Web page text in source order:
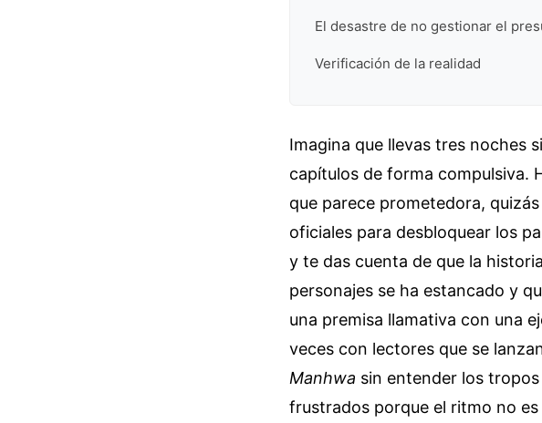
El desastre de no gestionar el
Verificación de la realidad
Imagina que llevas tres noches
capítulos de forma compulsiva.
que parece prometedora,
oficiales para desbloquear los
y te das cuenta de que la
personajes se ha estancado y
una premisa llamativa con una
veces con lectores que se
Manhwa sin entender los
frustrados porque el ritmo no